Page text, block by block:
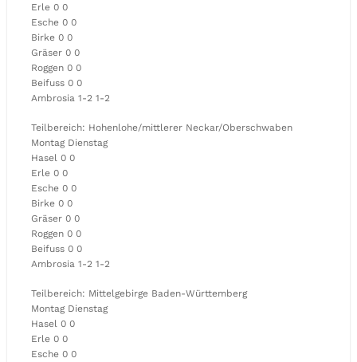
Erle 0 0
Esche 0 0
Birke 0 0
Gräser 0 0
Roggen 0 0
Beifuss 0 0
Ambrosia 1-2 1-2
Teilbereich: Hohenlohe/mittlerer Neckar/Oberschwaben
Montag Dienstag
Hasel 0 0
Erle 0 0
Esche 0 0
Birke 0 0
Gräser 0 0
Roggen 0 0
Beifuss 0 0
Ambrosia 1-2 1-2
Teilbereich: Mittelgebirge Baden-Württemberg
Montag Dienstag
Hasel 0 0
Erle 0 0
Esche 0 0